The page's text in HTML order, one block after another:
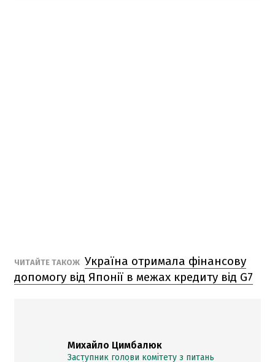
ЧИТАЙТЕ ТАКОЖ Україна отримала фінансову
допомогу від Японії в межах кредиту від G7
Михайло Цимбалюк
Заступник голови комітету з питань